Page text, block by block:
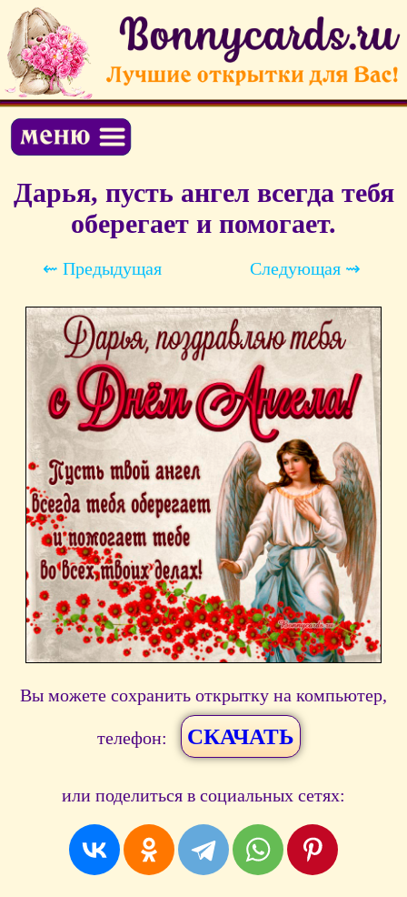
Дарья, пусть ангел всегда тебя
оберегает и помогает.
⇜ Предыдущая Следующая ⇝
Вы можете сохранить открытку на компьютер,
телефон: СКАЧАТЬ
или поделиться в социальных сетях: